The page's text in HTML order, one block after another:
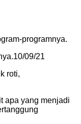
programnya.
09/21
roti,
apa yang menjadi